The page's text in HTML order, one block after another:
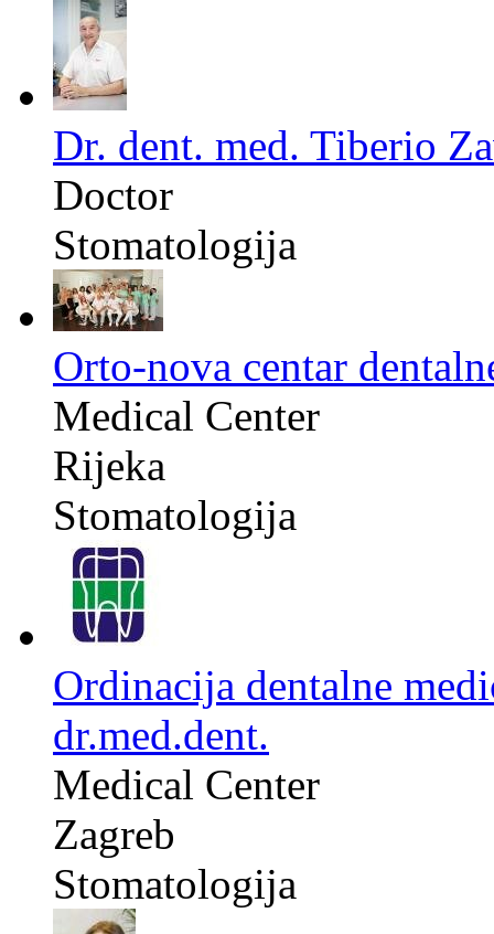
Dr. dent. med. Tiberio
Doctor
Stomatologija
Orto-nova centar
Medical Center
Rijeka
Stomatologija
Ordinacija dentalne
dr.med.dent.
Medical Center
Zagreb
Stomatologija